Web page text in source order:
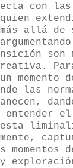
con las
allá de
son
momento
las
el
esta
momentos